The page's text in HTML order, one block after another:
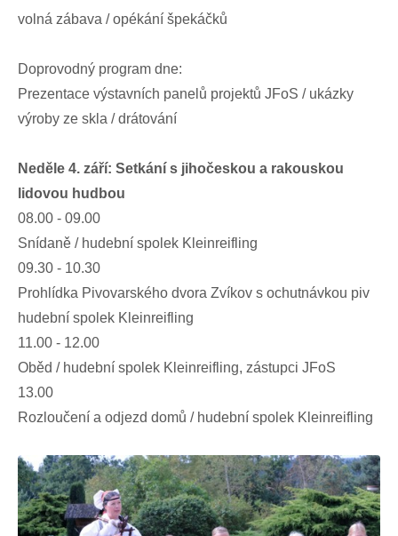
volná zábava / opékání špekáčků
Doprovodný program dne:
Prezentace výstavních panelů projektů JFoS / ukázky
výroby ze skla / drátování
Neděle 4. září: Setkání s jihočeskou a rakouskou
lidovou hudbou
08.00 - 09.00
Snídaně / hudební spolek Kleinreifling
09.30 - 10.30
Prohlídka Pivovarského dvora Zvíkov s ochutnávkou piv
hudební spolek Kleinreifling
11.00 - 12.00
Oběd / hudební spolek Kleinreifling, zástupci JFoS
13.00
Rozloučení a odjezd domů / hudební spolek Kleinreifling